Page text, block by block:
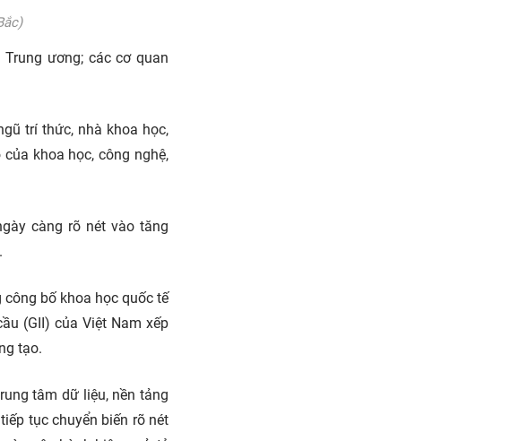
ương; các cơ quan
trí thức, nhà khoa học,
khoa học, công nghệ,
càng rõ nét vào tăng
bố khoa học quốc tế
(GII) của Việt Nam xếp
tạo.
tâm dữ liệu, nền tảng
tục chuyển biến rõ nét